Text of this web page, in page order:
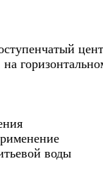
воды